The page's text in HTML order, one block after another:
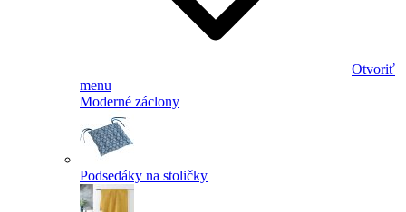
Otvoriť
menu
Moderné záclony
Podsedáky na stoličky